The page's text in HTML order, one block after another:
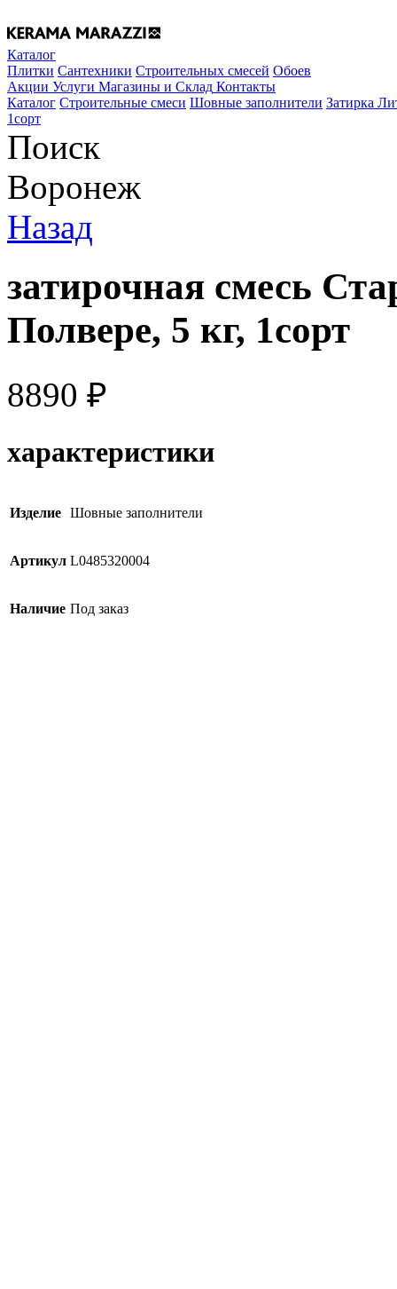
Каталог
Плитки Сантехники Строительных смесей Обоев
Акции Услуги Магазины и Склад Контакты
Каталог Строительные смеси Шовные заполнители Затирка
1сорт
Поиск
Воронеж
Назад
затирочная смесь
Полвере, 5 кг, 1сорт
8890 ₽
характеристики
Изделие Шовные заполнители
Артикул L0485320004
Наличие Под заказ